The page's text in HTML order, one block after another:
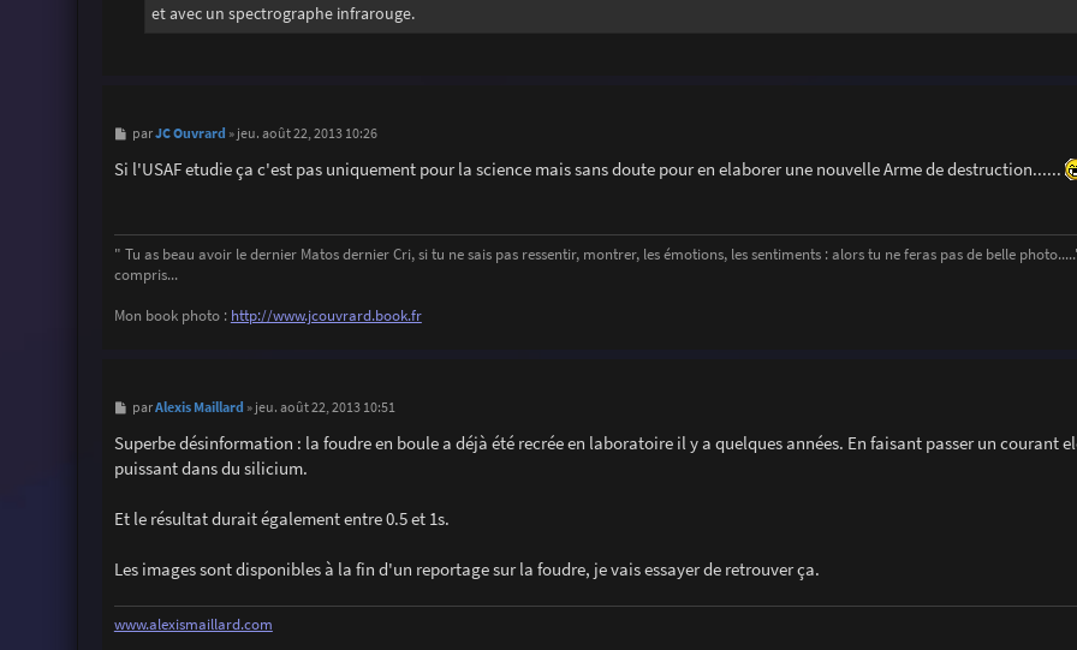
et avec un spectrographe infrarouge.
M
s
s
parJC Ouvrard » jeu. août 22, 2013 10:26
Si l'USAF etudie ça c'est pas uniquement pour la science mais sans doute pour en elaborer une nouvelle Arme de destruction......
" Tu as beau avoir le dernier Matos dernier Cri, si tu ne sais pas ressentir, montrer, les émotions, les sentiments : alors tu ne feras pas de belle
compris...
Mon book photo : http://www.jcouvrard.book.fr
M
s
s
a
parAlexis Maillard » jeu. août 22, 2013 10:51
Superbe désinformation : la foudre en boule a déjà été recrée en laboratoire il y a quelques années. En faisant passer un courant
puissant dans du silicium.
Et le résultat durait également entre 0.5 et 1s.
Les images sont disponibles à la fin d'un reportage sur la foudre, je vais essayer de retrouver ça.
www.alexismaillard.com